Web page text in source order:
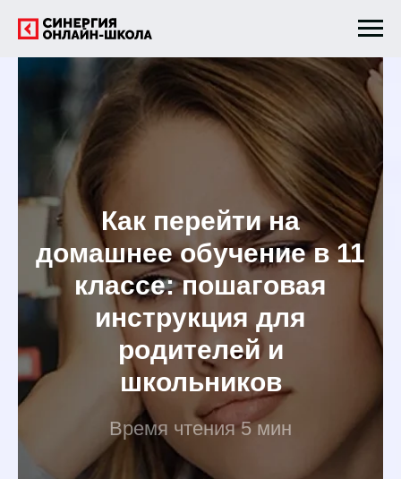
Как перейти на
домашнее обучение в 11
классе: пошаговая
инструкция для
родителей и
школьников
Время чтения 5 мин